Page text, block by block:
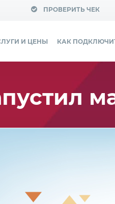
ПРОВЕРИТЬ ЧЕК
И ЦЕНЫ КАК